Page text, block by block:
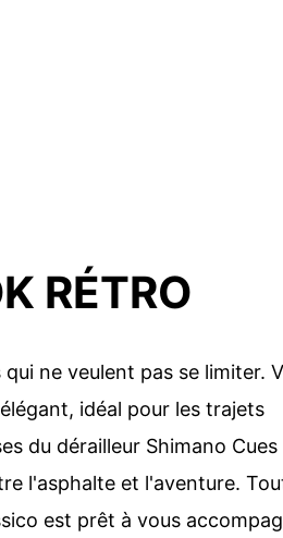
RÉTRO
ne veulent pas se limiter.
idéal pour les trajets
du dérailleur Shimano Cues
l'asphalte et l'aventure.
est prêt à vous